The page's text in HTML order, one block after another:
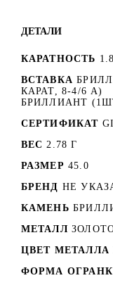
ДЕТАЛИ
КАРАТНОСТЬ
ВСТАВКА
КАРАТ, 8-4/6 А)
БРИЛЛИАНТ
СЕРТИФИКАТ
ВЕС 2.78 Г
РАЗМЕР 45.0
БРЕНД НЕ
КАМЕНЬ
МЕТАЛЛ
ЦВЕТ МЕТАЛЛА
ФОРМА